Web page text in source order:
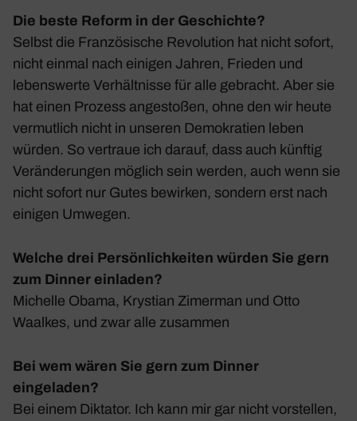
Die beste Reform in der Geschichte?
Selbst die Fran­zö­si­sche Revo­lu­tion hat nicht sofort,
nicht einmal nach einigen Jahren, Frieden und
lebens­werte Verhält­nisse für alle gebracht. Aber sie
hat einen Prozess ange­stoßen, ohne den wir heute
vermut­lich nicht in unseren Demo­kra­tien leben
würden. So vertraue ich darauf, dass auch künftig
Verän­de­rungen möglich sein werden, auch wenn sie
nicht sofort nur Gutes bewirken, sondern erst nach
einigen Umwegen.
Welche drei Persönlichkeiten würden Sie gern
zum Dinner einladen?
Michelle Obama, Krys­tian Zimerman und Otto
Waalkes, und zwar alle zusammen
Bei wem wären Sie gern zum Dinner
eingeladen?
Bei einem Diktator. Ich kann mir gar nicht vorstellen,